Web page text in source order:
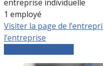
entreprise individuelle
1 employé
Visiter la page de
l’entreprise